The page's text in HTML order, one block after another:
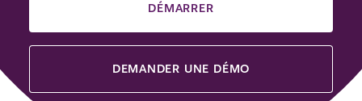
DÉMARRER
DEMANDER UNE DÉMO